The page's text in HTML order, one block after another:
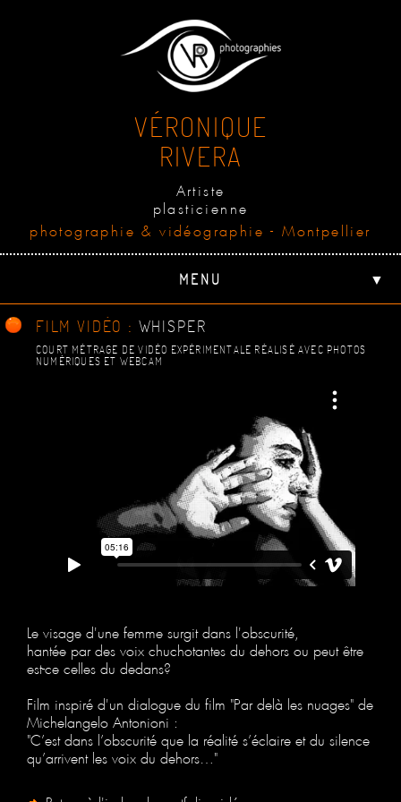
VÉRONIQUE
RIVERA
Artiste
plasticienne
photographie & vidéographie - Montpellier
MENU ▼
FILM VIDÉO : WHISPER
COURT MÉTRAGE DE VIDÉO EXPÉRIMENTALE RÉALISÉ AVEC PHOTOS
NUMÉRIQUES ET WEBCAM
Le visage d'une femme surgit dans l'obscurité,
hantée par des voix chuchotantes du dehors ou peut être
est-ce celles du dedans?
Film inspiré d'un dialogue du film "Par delà les nuages" de
Michelangelo Antonioni :
"C’est dans l’obscurité que la réalité s’éclaire et du silence
qu’arrivent les voix du dehors…"